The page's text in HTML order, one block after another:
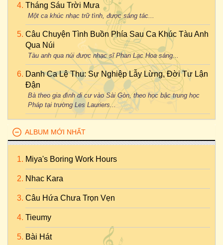
Tháng Sáu Trời Mưa
Một ca khúc nhạc trữ tình, được sáng tác...
Câu Chuyện Tình Buồn Phía Sau Ca Khúc Tàu Anh
Qua Núi
Tàu anh qua núi được nhạc sĩ Phan Lạc Hoa sáng...
Danh Ca Lệ Thu: Sự Nghiệp Lẫy Lừng, Đời Tư Lận
Đận
Bà theo gia đình di cư vào Sài Gòn, theo học bậc trung học
Pháp tại trường Les Lauriers...
ALBUM MỚI NHẤT
Miya's Boring Work Hours
Nhac Kara
Câu Hứa Chưa Trọn Vẹn
Tieumy
Bài Hát